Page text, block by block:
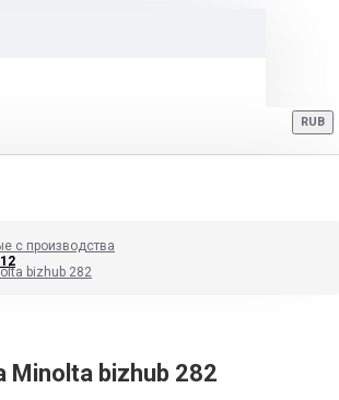
RUB
с производства
bizhub 282
bizhub 282